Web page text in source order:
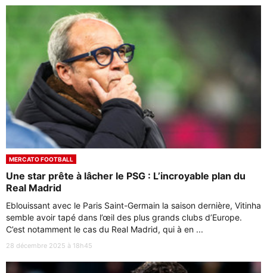
MERCATO FOOTBALL
Une star prête à lâcher le PSG : L’incroyable plan du
Real Madrid
Eblouissant avec le Paris Saint-Germain la saison dernière, Vitinha
semble avoir tapé dans l’œil des plus grands clubs d’Europe.
C’est notamment le cas du Real Madrid, qui à en ...
28 décembre 2025 à 18h45